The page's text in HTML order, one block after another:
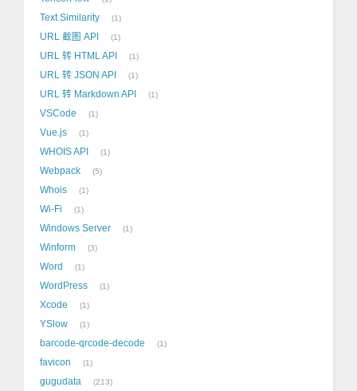
Text Similarity 1
URL 截图 API 1
URL 转 HTML API 1
URL 转 JSON API 1
URL 转 Markdown API 1
VSCode 1
Vue.js 1
WHOIS API 1
Webpack 5
Whois 1
Wi-Fi 1
Windows Server 1
Winform 3
Word 1
WordPress 1
Xcode 1
YSlow 1
barcode-qrcode-decode 1
favicon 1
gugudata 213